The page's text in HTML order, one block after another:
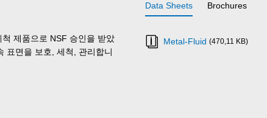
제품으로 NSF 승인을 받았
표면을 보호, 세척, 관리합니
Data Sheets Brochures
Metal-Fluid (470,11 KB)